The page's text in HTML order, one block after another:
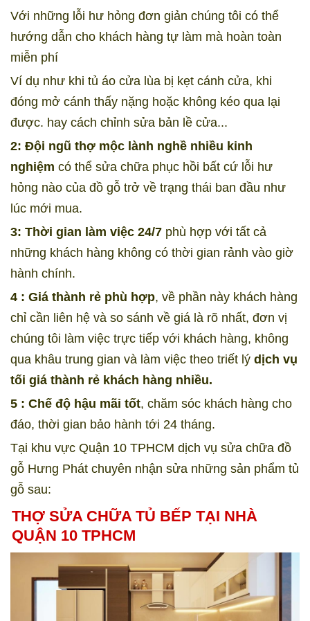
Với những lỗi hư hỏng đơn giản chúng tôi có thể
hướng dẫn cho khách hàng tự làm mà hoàn toàn
miễn phí
Ví dụ như khi tủ áo cửa lùa bị kẹt cánh cửa, khi
đóng mở cánh thấy nặng hoặc không kéo qua lại
được. hay cách chỉnh sửa bản lề cửa...
2: Đội ngũ thợ mộc lành nghề nhiều kinh
nghiệm có thể sửa chữa phục hồi bất cứ lỗi hư
hỏng nào của đồ gỗ trở về trạng thái ban đầu như
lúc mới mua.
3: Thời gian làm việc 24/7 phù hợp với tất cả
những khách hàng không có thời gian rảnh vào giờ
hành chính.
4 : Giá thành rẻ phù hợp, về phần này khách hàng
chỉ cần liên hệ và so sánh về giá là rõ nhất, đơn vị
chúng tôi làm việc trực tiếp với khách hàng, không
qua khâu trung gian và làm việc theo triết lý dịch vụ
tối giá thành rẻ khách hàng nhiều.
5 : Chế độ hậu mãi tốt, chăm sóc khách hàng cho
đáo, thời gian bảo hành tới 24 tháng.
Tại khu vực Quận 10 TPHCM dịch vụ sửa chữa đồ
gỗ Hưng Phát chuyên nhận sửa những sản phẩm tủ
gỗ sau:
THỢ SỬA CHỮA TỦ BẾP TẠI NHÀ
QUẬN 10 TPHCM